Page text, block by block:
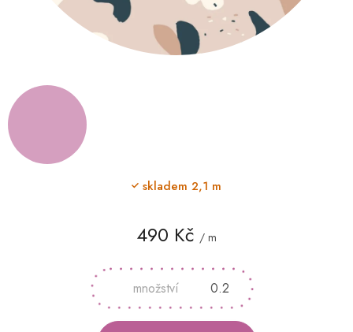
490 Kč / m
cena:
skladem 2,1 m